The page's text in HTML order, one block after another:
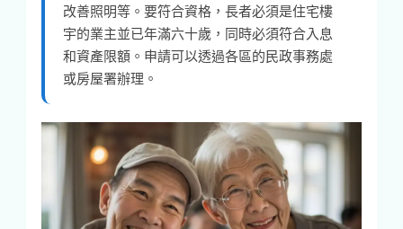
改善照明等。要符合資格，長者必須是住宅樓
宇的業主並已年滿六十歲，同時必須符合入息
和資產限額。申請可以透過各區的民政事務處
或房屋署辦理。